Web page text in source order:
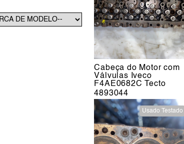
Cabeça do Motor com
Válvulas Iveco
F4AE0682C Tecto
4893044
Usado Testado